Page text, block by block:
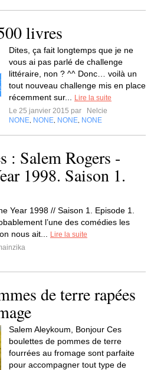
livres
Dites, ça fait longtemps que je ne
vous ai pas parlé de challenge
littéraire, non ? ^^ Donc… voilà un
tout nouveau challenge mis en place
récemment sur...
Lire la suite
Le 25 janvier 2015 par
Nelcie
NONE NONE NONE NONE
: Salem Rogers -
1998. Saison 1.
Year 1998 // Saison 1. Episode 1.
l’une des comédies les
nous ait...
Lire la suite
de terre rapées
Salem Aleykoum, Bonjour Ces
boulettes de pommes de terre
fourrées au fromage sont parfaite
pour accompagner tout type de